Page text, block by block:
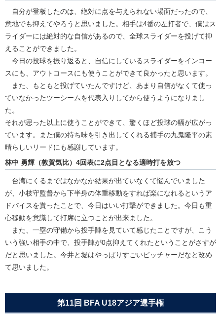
自分が登板したのは、絶対に点を与えられない場面だったので、
意地でも抑えてやろうと思いました。相手は4番の左打者で、僕はス
ライダーには絶対的な自信があるので、全球スライダーを投げて抑
えることができました。
今日の投球を振り返ると、自信にしているスライダーをインコー
スにも、アウトコースにも使うことができて良かったと思います。
また、もともと投げていたんですけど、あまり自信がなくて使っ
ていなかったツーシームを代表入りしてから使うようになりまし
た。
それが思った以上に使うことができて、驚くほど投球の幅が広がっ
ています。また僕の持ち味を引き出してくれる捕手の九鬼隆平の素
晴らしいリードにも感謝しています。
林中 勇輝（敦賀気比）4回表に2点目となる適時打を放つ
台湾にくるまではなかなか結果が出ていなくて悩んでいました
が、小枝守監督から下半身の体重移動をすれば楽になれるというア
ドバイスを貰ったことで、今日はいい打撃ができました。今日も重
心移動を意識して打席に立つことが出来ました。
また、一塁の守備から投手陣を見ていて感じたことですが、こう
いう強い相手の中で、投手陣が0点抑えてくれたということがさすが
だと思いました。今井と堀はやっぱりすごいピッチャーだなと改め
て思いました。
第11回 BFA U18アジア選手権